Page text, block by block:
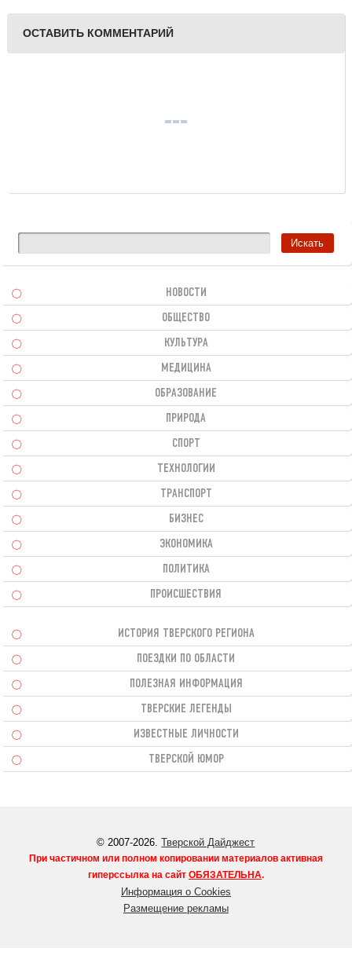
ОСТАВИТЬ КОММЕНТАРИЙ
НОВОСТИ
ОБЩЕСТВО
КУЛЬТУРА
МЕДИЦИНА
ОБРАЗОВАНИЕ
ПРИРОДА
СПОРТ
ТЕХНОЛОГИИ
ТРАНСПОРТ
БИЗНЕС
ЭКОНОМИКА
ПОЛИТИКА
ПРОИСШЕСТВИЯ
ИСТОРИЯ ТВЕРСКОГО РЕГИОНА
ПОЕЗДКИ ПО ОБЛАСТИ
ПОЛЕЗНАЯ ИНФОРМАЦИЯ
ТВЕРСКИЕ ЛЕГЕНДЫ
ИЗВЕСТНЫЕ ЛИЧНОСТИ
ТВЕРСКОЙ ЮМОР
© 2007-2026.Тверской Дайджест
При частичном или полном копировании материалов активная
гиперссылка на сайт ОБЯЗАТЕЛЬНА.
Информация о Cookies
Размещение рекламы